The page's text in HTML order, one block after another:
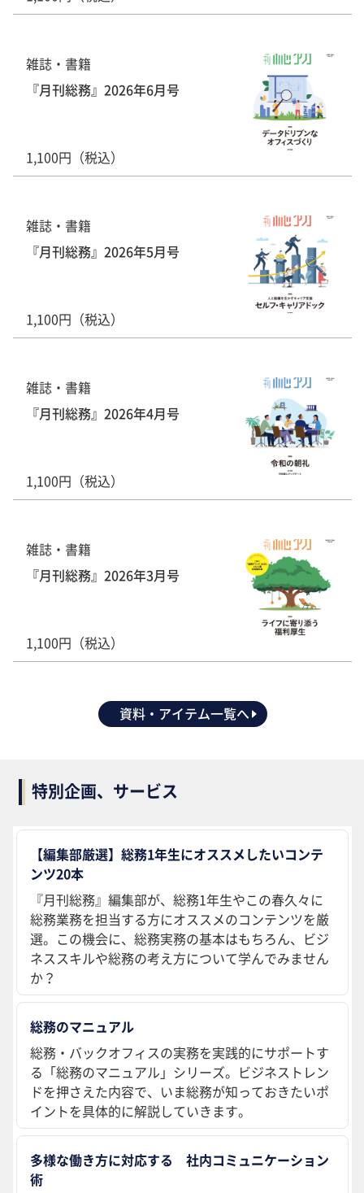
雑誌・書籍
『月刊総務』2026年6月号
1,100円（税込）
雑誌・書籍
『月刊総務』2026年5月号
1,100円（税込）
雑誌・書籍
『月刊総務』2026年4月号
1,100円（税込）
雑誌・書籍
『月刊総務』2026年3月号
1,100円（税込）
資料・アイテム一覧へ
特別企画、サービス
【編集部厳選】総務1年生にオススメしたいコンテ
ンツ20本
『月刊総務』編集部が、総務1年生やこの春久々に
総務業務を担当する方にオススメのコンテンツを厳
選。この機会に、総務実務の基本はもちろん、ビジ
ネススキルや総務の考え方について学んでみません
か？
総務のマニュアル
総務・バックオフィスの実務を実践的にサポートす
る「総務のマニュアル」シリーズ。ビジネストレン
ドを押さえた内容で、いま総務が知っておきたいポ
イントを具体的に解説していきます。
多様な働き方に対応する 社内コミュニケーション
術